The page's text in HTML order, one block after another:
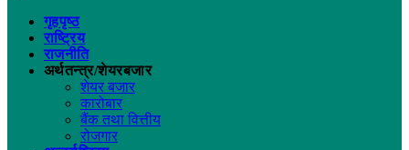
गृहपृष्ठ
राष्ट्रिय
राजनीति
अर्थतन्त्र/शेयरबजार
शेयर बजार
कारोबार
बैंक तथा वित्तीय
रोजगार